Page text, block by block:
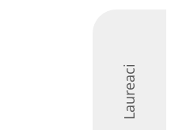
Laureaci